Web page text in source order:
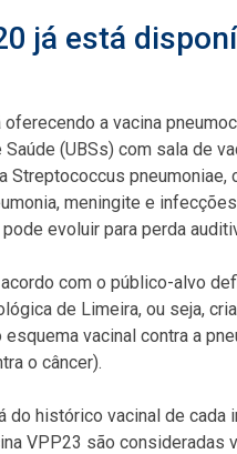
já está
a vacina
(UBSs) com sala de
Streptococcus
meningite e
evoluir para perda
com o público-alvo
de Limeira, ou seja,
vacinal contra a
o câncer).
do histórico vacinal de
VPP23 são consideradas